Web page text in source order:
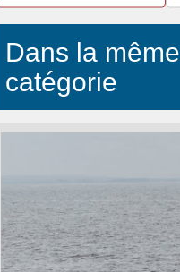
Dans la même
catégorie